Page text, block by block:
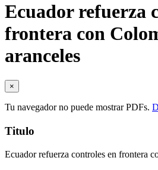
Ecuador refuerza
frontera con
aranceles
×
Tu navegador no puede mostrar PDFs.
Titulo
Ecuador refuerza controles en frontera